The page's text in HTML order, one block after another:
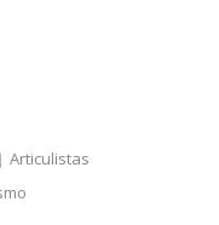
Articulistas